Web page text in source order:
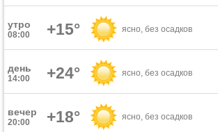
утро
08:00 +15° ясно, без осадков
день
14:00 +24° ясно, без осадков
вечер
20:00 +18° ясно, без осадков